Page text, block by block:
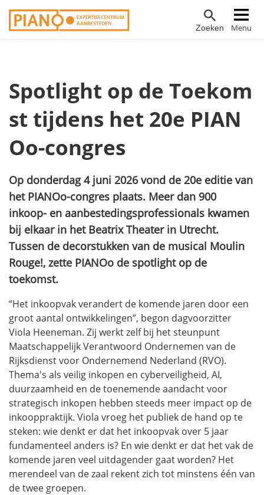
Overslaan
en
gaan
Zoeken Menu
Hoofdnavigatie
Spotlight op de Toekom
st tijdens het 20e PIAN
Oo-congres
Op donderdag 4 juni 2026 vond de 20e editie van
het PIANOo-congres plaats. Meer dan 900
inkoop- en aanbestedingsprofessionals kwamen
bij elkaar in het Beatrix Theater in Utrecht.
Tussen de decorstukken van de musical Moulin
Rouge!, zette PIANOo de spotlight op de
toekomst.
“Het inkoopvak verandert de komende jaren door een
groot aantal ontwikkelingen”, begon dagvoorzitter
Viola Heeneman. Zij werkt zelf bij het steunpunt
Maatschappelijk Verantwoord Ondernemen van de
Rijksdienst voor Ondernemend Nederland (RVO).
Thema's als veilig inkopen en cyberveiligheid, AI,
duurzaamheid en de toenemende aandacht voor
strategisch inkopen hebben steeds meer impact op de
inkooppraktijk. Viola vroeg het publiek de hand op te
steken: wie denkt er dat het inkoopvak over 5 jaar
fundamenteel anders is? En wie denkt er dat het vak de
komende jaren veel uitdagender gaat worden? Het
merendeel van de zaal rekent zich tot minstens één van
de twee groepen.